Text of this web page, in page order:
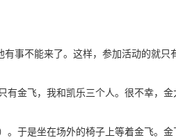
事不能来了。这样，参加活动的就
金飞，我和凯乐三个人。很不幸，
于是坐在场外的椅子上等着金飞。金